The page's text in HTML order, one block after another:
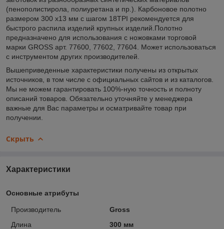
(пенополистирола, полиуретана и пр.). Карбоновое полотно
размером 300 х13 мм с шагом 18TPI рекомендуется для
быстрого распила изделий крупных изделий.Полотно
предназначено для использования с ножовками торговой
марки GROSS арт. 77600, 77602, 77604. Может использоваться
с инструментом других производителей.
Вышеприведенные характеристики получены из открытых
источников, в том числе с официальных сайтов и из каталогов.
Мы не можем гарантировать 100%-ную точность и полноту
описаний товаров. Обязательно уточняйте у менеджера
важные для Вас параметры и осматривайте товар при
получении.
Скрыть
Характеристики
Основные атрибуты
Производитель
Gross
Длина
300 мм